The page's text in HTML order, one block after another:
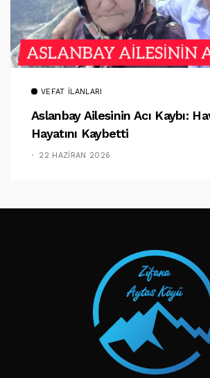
VEFAT İLANLARI
Aslanbay Ailesinin Acı Kaybı:
Hayatını Kaybetti
22 HAZIRAN 2026
TAKIP ET